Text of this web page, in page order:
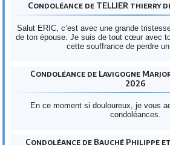
Condoléance de TELLIER thierry
Salut ERIC, c’est avec une grande
de ton épouse. Je suis de tout cœur avec
cette souffrance de perdre un
Condoléance de Lavigogne
2026
En ce moment si douloureux, je vous
condoléances.
Condoléance de Bauché Philippe